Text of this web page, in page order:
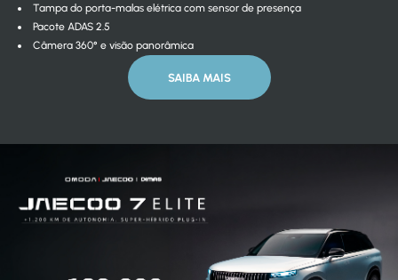
Tampa do porta-malas elétrica com sensor de presença
Pacote ADAS 2.5
Câmera 360° e visão panorâmica
SAIBA MAIS